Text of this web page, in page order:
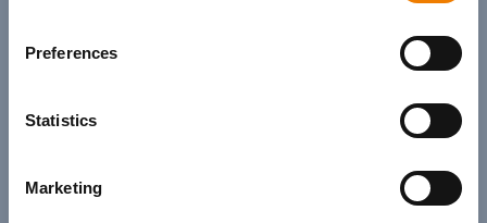
Preferences
Statistics
Marketing